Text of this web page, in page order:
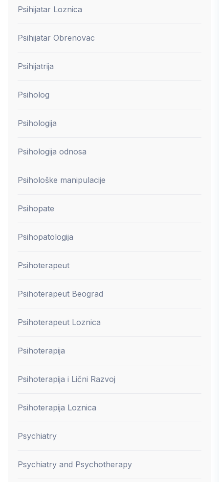
Psihijatar Loznica
Psihijatar Obrenovac
Psihijatrija
Psiholog
Psihologija
Psihologija odnosa
Psihološke manipulacije
Psihopate
Psihopatologija
Psihoterapeut
Psihoterapeut Beograd
Psihoterapeut Loznica
Psihoterapija
Psihoterapija i Lični Razvoj
Psihoterapija Loznica
Psychiatry
Psychiatry and Psychotherapy